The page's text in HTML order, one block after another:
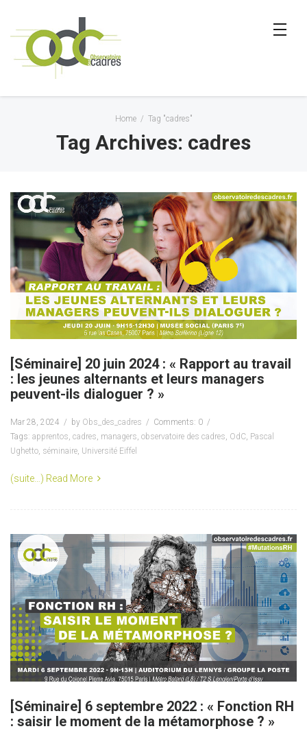
Home / Tag "cadres"
Tag Archives: cadres
[Séminaire] 20 juin 2024 : « Rapport au travail
: les jeunes alternants et leurs managers
peuvent-ils dialoguer ? »
Mar 28, 2024 by Obs_des_cadres
Comments: 0
Tags: apprentos, cadres, managers, observatoire des cadres, OdC, Pascal
Ughetto, séminaire, Université Eiffel
(suite…) Read More
[Séminaire] 6 septembre 2022 : « Fonction RH
: saisir le moment de la métamorphose ? »